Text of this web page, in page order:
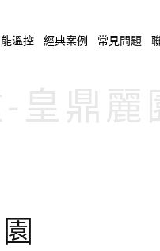
溫控 經典案例 常見問題